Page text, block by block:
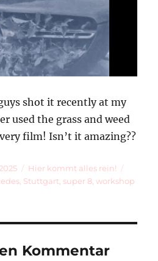
shot it recently at my
used the grass and weed
film! Isn’t it amazing??
Kategorien
Hier kommt alles rein!
Stuttgart super 8 ,workshop
Kommentar